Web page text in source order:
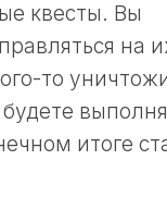
квесты. Вы
на
то
итоге